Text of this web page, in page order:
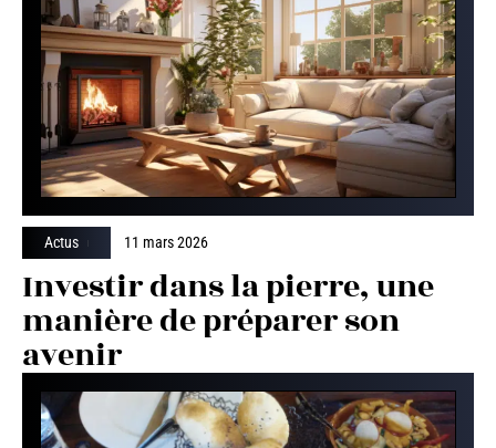
Actus 11 mars 2026
Investir dans la pierre, une
manière de préparer son
avenir